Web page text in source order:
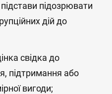
підстави підозрювати
дій до
свідка до
підтримання або
вигоди;